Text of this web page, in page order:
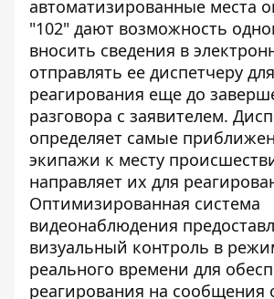
автоматизированные места
"102" дают возможность
вносить сведения в
отправлять ее диспетчеру для
реагирования еще до
разговора с заявителем.
определяет самые
экипажи к месту
направляет их для
Оптимизированная система
видеонаблюдения
визуальный контроль в
реального времени для
реагирования на сообщения